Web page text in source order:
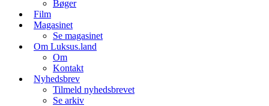
Bøger
Film
Magasinet
Se magasinet
Om Luksus.land
Om
Kontakt
Nyhedsbrev
Tilmeld nyhedsbrevet
Se arkiv